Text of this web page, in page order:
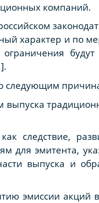
компаний.
характер и по
следующим
выпуска
следствие,
для эмитента,
выпуска и
эмиссии акций